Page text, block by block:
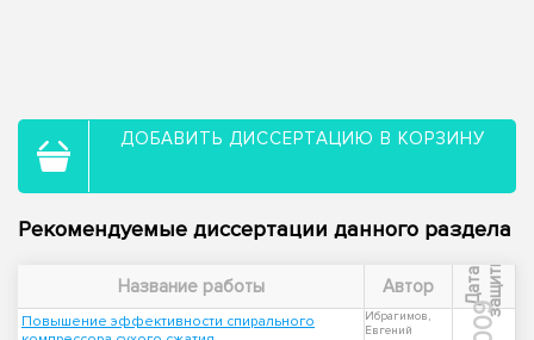
ДОБАВИТЬ ДИССЕРТАЦИЮ В КОРЗИНУ
Рекомендуемые диссертации данного раздела
Название работы Автор Д
а
т
а
з
а
щ
и
ты
Повышение эффективности спирального
Ибрагимов,
Евгений